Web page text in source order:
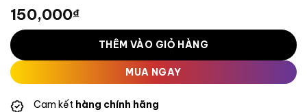
of
5
150,000₫
THÊM VÀO GIỎ HÀNG
MUA NGAY
Cam kết hàng chính hãng